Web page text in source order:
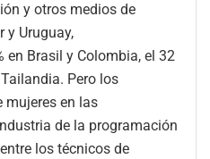
y otros medios de
y Uruguay,
en Brasil y Colombia, el 32
Pero los
mujeres en las
de la programación
los técnicos de